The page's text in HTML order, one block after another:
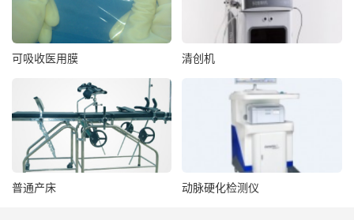
可吸收医用膜 清创机
普通产床 动脉硬化检测仪